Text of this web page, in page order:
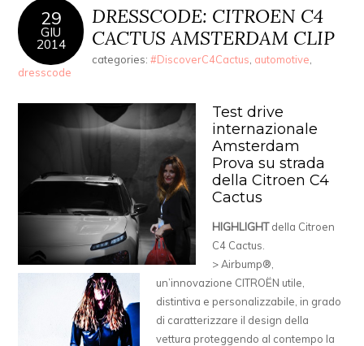
29
GIU
2014
DRESSCODE: CITROEN C4
CACTUS AMSTERDAM CLIP
categories:#DiscoverC4Cactus automotive
dresscode
Test drive
internazionale
Amsterdam
Prova su strada
della Citroen C4
Cactus
HIGHLIGHTdella Citroen
C4 Cactus.
> Airbump®,
un’innovazione CITROËN utile,
distintiva e personalizzabile, in grado
di caratterizzare il design della
vettura proteggendo al contempo la